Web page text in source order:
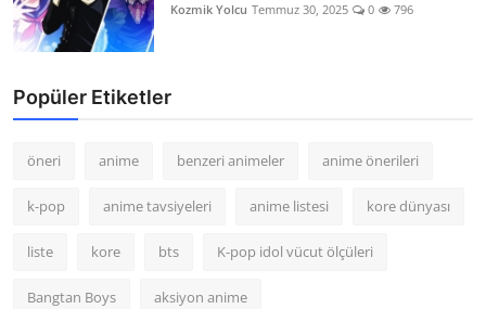
Kozmik Yolcu Temmuz 30, 2025 0 796
Popüler Etiketler
öneri anime benzeri animeler anime önerileri
k-pop anime tavsiyeleri anime listesi kore dünyası
liste kore bts K-pop idol vücut ölçüleri
Bangtan Boys aksiyon anime